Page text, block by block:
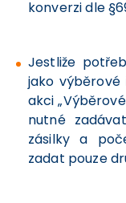
konverzi dle
Jestliže
jako
akci
nutné
zásilky a
zadat pouze